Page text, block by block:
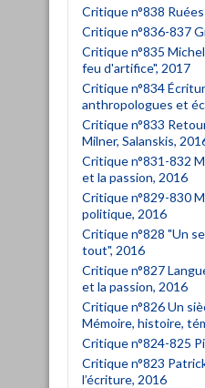
Critique n°838
Critique n°836-837
Critique n°835
feu d'artifice", 2017
Critique n°834
anthropologues et
Critique n°833
Milner, Salanskis,
Critique n°831-832
et la passion, 2016
Critique n°829-830
politique, 2016
Critique n°828 "Un
tout", 2016
Critique n°827
et la passion, 2016
Critique n°826 Un
Mémoire, histoire,
Critique n°824-825
Critique n°823
l’écriture, 2016